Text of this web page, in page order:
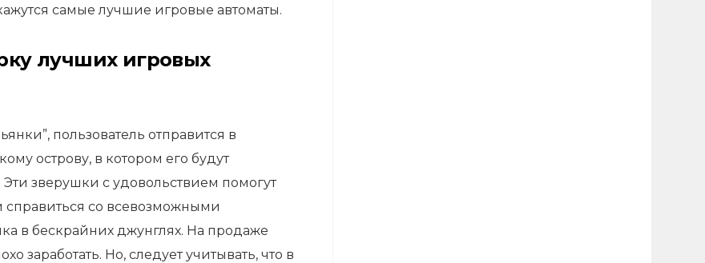
самые лучшие игровые автоматы.
лучших игровых
пользователь отправится в
острову, в котором его будут
зверушки с удовольствием помогут
справиться со всевозможными
в бескрайних джунглях. На продаже
заработать. Но, следует учитывать, что в